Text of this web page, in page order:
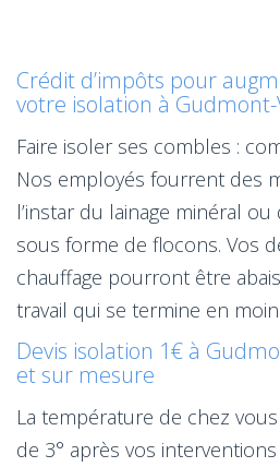
Crédit d’impôts pour
votre isolation à
Faire isoler ses combles :
Nos employés fourrent des
l’instar du lainage minéral
sous forme de flocons. Vos
chauffage pourront être
travail qui se termine en
Devis isolation 1€ à
et sur mesure
La température de chez
de 3° après vos